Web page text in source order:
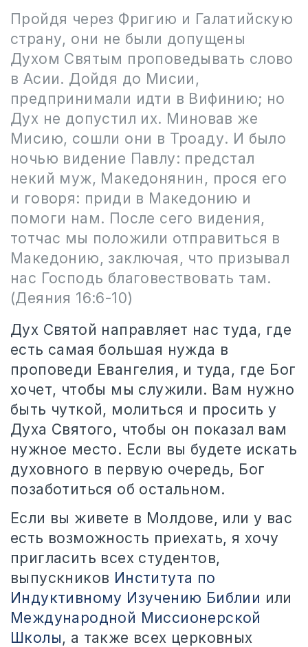
Пройдя через Фригию и Галатийскую
страну, они не были допущены
Духом Святым проповедывать слово
в Асии. Дойдя до Мисии,
предпринимали идти в Вифинию; но
Дух не допустил их. Миновав же
Мисию, сошли они в Троаду. И было
ночью видение Павлу: предстал
некий муж, Македонянин, прося его
и говоря: приди в Македонию и
помоги нам. После сего видения,
тотчас мы положили отправиться в
Македонию, заключая, что призывал
нас Господь благовествовать там.
(Деяния 16:6-10)
Дух Святой направляет нас туда, где
есть самая большая нужда в
проповеди Евангелия, и туда, где Бог
хочет, чтобы мы служили. Вам нужно
быть чуткой, молиться и просить у
Духа Святого, чтобы он показал вам
нужное место. Если вы будете искать
духовного в первую очередь, Бог
позаботиться об остальном.
Если вы живете в Молдове, или у вас
есть возможность приехать, я хочу
пригласить всех студентов,
выпускников Института по
Индуктивному Изучению Библии или
Международной Миссионерской
Школы, а также всех церковных